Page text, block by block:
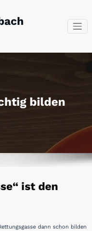
bilden
ist den
dann schon bilden